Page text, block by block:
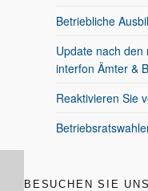
Betriebliche
Update nach den
interfon Ämter &
Reaktivieren Sie
BESUCHEN SIE